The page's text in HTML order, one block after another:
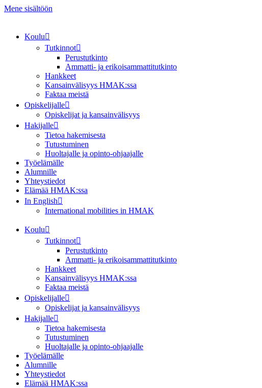
Mene sisältöön
Koulu
Tutkinnot
Perustutkinto
Ammatti- ja erikoisammattitutkinto
Hankkeet
Kansainvälisyys HMAK:ssa
Faktaa meistä
Opiskelijalle
Opiskelijat ja kansainvälisyys
Hakijalle
Tietoa hakemisesta
Tutustuminen
Huoltajalle ja opinto-ohjaajalle
Työelämälle
Alumnille
Yhteystiedot
Elämää HMAK:ssa
In English
International mobilities in HMAK
Koulu
Tutkinnot
Perustutkinto
Ammatti- ja erikoisammattitutkinto
Hankkeet
Kansainvälisyys HMAK:ssa
Faktaa meistä
Opiskelijalle
Opiskelijat ja kansainvälisyys
Hakijalle
Tietoa hakemisesta
Tutustuminen
Huoltajalle ja opinto-ohjaajalle
Työelämälle
Alumnille
Yhteystiedot
Elämää HMAK:ssa